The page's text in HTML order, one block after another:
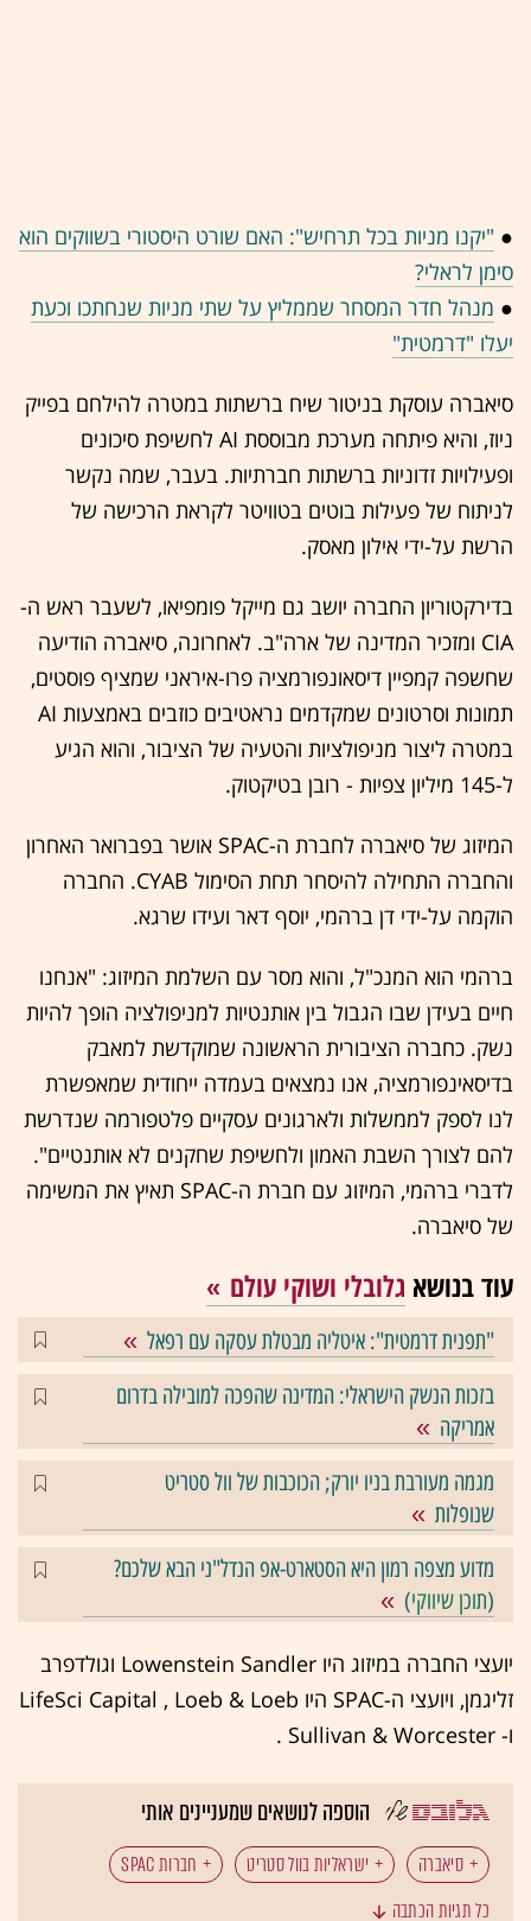
● "יקנו מניות בכל תרחיש": האם שורט היסטורי בשווקים הוא
סימן לראלי?
● מנהל חדר המסחר שממליץ על שתי מניות שנחתכו וכעת
יעלו "דרמטית"
סיאברה עוסקת בניטור שיח ברשתות במטרה להילחם בפייק
ניוז, והיא פיתחה מערכת מבוססת AI לחשיפת סיכונים
ופעילויות זדוניות ברשתות חברתיות. בעבר, שמה נקשר
לניתוח של פעילות בוטים בטוויטר לקראת הרכישה של
הרשת על-ידי אילון מאסק.
בדירקטוריון החברה יושב גם מייקל פומפיאו, לשעבר ראש ה-
CIA ומזכיר המדינה של ארה"ב. לאחרונה, סיאברה הודיעה
שחשפה קמפיין דיסאונפורמציה פרו-איראני שמציף פוסטים,
תמונות וסרטונים שמקדמים נראטיבים כוזבים באמצעות AI
במטרה ליצור מניפולציות והטעיה של הציבור, והוא הגיע
ל-145 מיליון צפיות - רובן בטיקטוק.
המיזוג של סיאברה לחברת ה-SPAC אושר בפברואר האחרון
והחברה התחילה להיסחר תחת הסימול CYAB. החברה
הוקמה על-ידי דן ברהמי, יוסף דאר ועידו שרגא.
ברהמי הוא המנכ"ל, והוא מסר עם השלמת המיזוג: "אנחנו
חיים בעידן שבו הגבול בין אותנטיות למניפולציה הופך להיות
נשק. כחברה הציבורית הראשונה שמוקדשת למאבק
בדיסאינפורמציה, אנו נמצאים בעמדה ייחודית שמאפשרת
לנו לספק לממשלות ולארגונים עסקיים פלטפורמה שנדרשת
להם לצורך השבת האמון ולחשיפת שחקנים לא אותנטיים".
לדברי ברהמי, המיזוג עם חברת ה-SPAC תאיץ את המשימה
של סיאברה.
עוד בנושא גלובלי ושוקי עולם
"תפנית דרמטית": איטליה מבטלת עסקה עם רפאל
בזכות הנשק הישראלי: המדינה שהפכה למובילה בדרום
אמריקה
מגמה מעורבת בניו יורק; הכוכבות של וול סטריט
שנופלות
מדוע מצפה רמון היא הסטארט-אפ הנדל"ני הבא שלכם?
(תוכן שיווקי)
יועצי החברה במיזוג היו Lowenstein Sandler וגולדפרב
זליגמן, ויועצי ה-SPAC היו LifeSci Capital , Loeb & Loeb
ו- Sullivan & Worcester .
הוספה לנושאים שמעניינים אותי
סיאברה ישראליות בוול סטריט
חברות SPAC
כל תגיות הכתבה